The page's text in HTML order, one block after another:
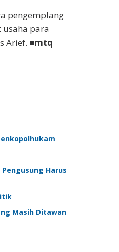
pengemplang
para
Arief. ■mtq
Harus
Masih Ditawan